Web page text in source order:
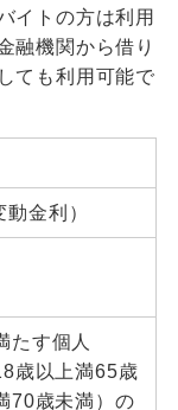
イトの方は利用
融機関から借り
ても利用可能で
金利）
たす個人
歳以上満65歳
70歳未満）の